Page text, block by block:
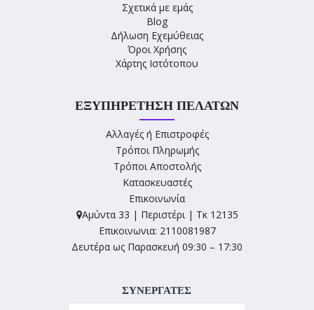
Σχετικά με εμάς
Blog
Δήλωση Εχεμύθειας
Όροι Χρήσης
Χάρτης Ιστότοπου
ΕΞΥΠΗΡΈΤΗΣΗ ΠΕΛΑΤΏΝ
Αλλαγές ή Επιστροφές
Τρόποι Πληρωμής
Τρόποι Αποστολής
Κατασκευαστές
Επικοινωνία
Αμύντα 33 | Περιστέρι | Τκ 12135
Επικοινωνια: 2110081987
Δευτέρα ως Παρασκευή 09:30 – 17:30
ΣΥΝΕΡΓΑΤΕΣ